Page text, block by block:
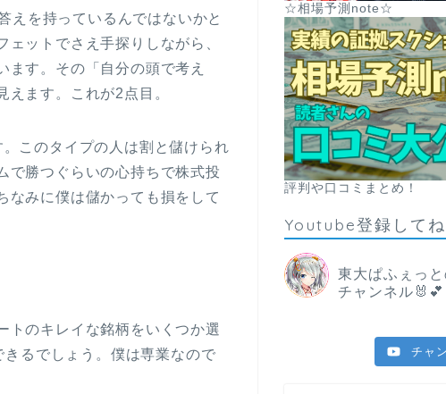
えを持っているんではないかと
ットでさえ手探りしながら、
ます。その「自分の頭で考え
ます。これが2点目。
このタイプの人は割と儲けられ
で勝つぐらいの心持ちで株式投
なみに僕は儲かっても損をして
のキレイな銘柄をいくつか選
るでしょう。僕は専業なので
☆相場予測note☆
評判や口コミまとめ！
Youtube登録してね
東大ぱふぇっ
チャンネル🐰💕
チャ